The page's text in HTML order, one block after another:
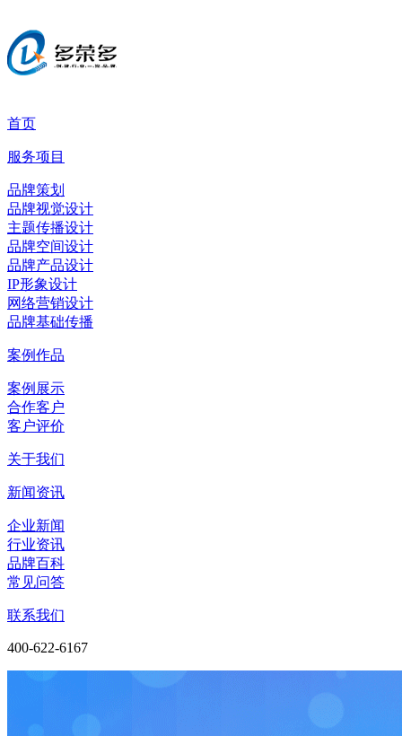
首页
服务项目
品牌策划
品牌视觉设计
主题传播设计
品牌空间设计
品牌产品设计
IP形象设计
网络营销设计
品牌基础传播
案例作品
案例展示
合作客户
客户评价
关于我们
新闻资讯
企业新闻
行业资讯
品牌百科
常见问答
联系我们
400-622-6167